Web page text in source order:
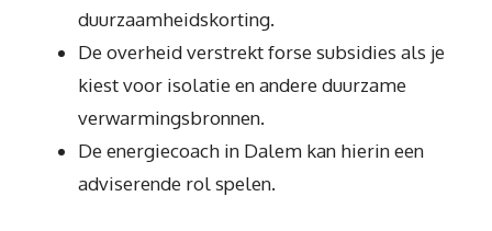
duurzaamheidskorting.
De overheid verstrekt forse subsidies als je
kiest voor isolatie en andere duurzame
verwarmingsbronnen.
De energiecoach in Dalem kan hierin een
adviserende rol spelen.